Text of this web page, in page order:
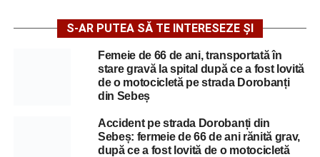
S-AR PUTEA SĂ TE INTERESEZE ȘI
Femeie de 66 de ani, transportată în
stare gravă la spital după ce a fost lovită
de o motocicletă pe strada Dorobanți
din Sebeș
Accident pe strada Dorobanți din
Sebeș: fermeie de 66 de ani rănită grav,
după ce a fost lovită de o motocicletă